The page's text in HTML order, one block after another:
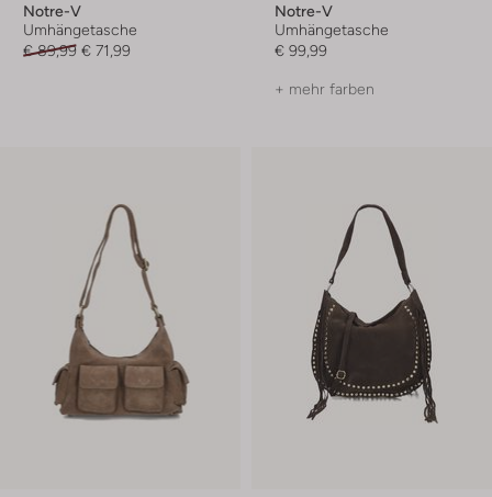
Notre-V
Umhängetasche
€ 89,99 € 71,99
Notre-V
Umhängetasche
€ 99,99
+ mehr farben